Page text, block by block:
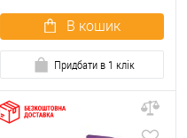
В кошик
Придбати в 1 клік